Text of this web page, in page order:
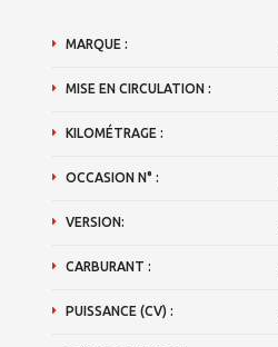
MARQUE :
MISE EN CIRCULATION :
KILOMÉTRAGE :
OCCASION N° :
VERSION:
CARBURANT :
PUISSANCE (CV) :